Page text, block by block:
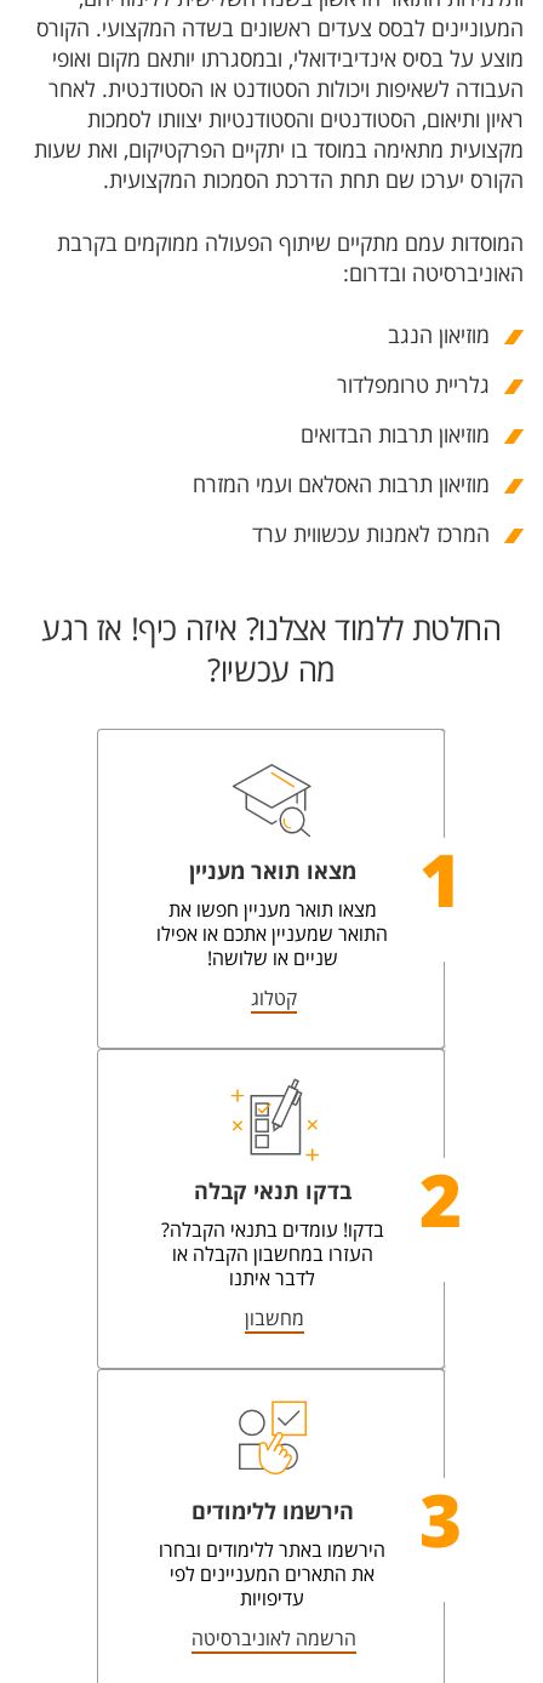
המעוניינים לבסס צעדים ראשונים בשדה המקצועי. הקורס
מוצע על בסיס אינדיבידואלי, ובמסגרתו יותאם מקום ואופי
העבודה לשאיפות ויכולות הסטודנט או הסטודנטית. לאחר
ראיון ותיאום, הסטודנטים והסטודנטיות יצוותו לסמכות
מקצועית מתאימה במוסד בו יתקיים הפרקטיקום, ואת שעות
הקורס יערכו שם תחת הדרכת הסמכות המקצועית.
המוסדות עמם מתקיים שיתוף הפעולה ממוקמים בקרבת
האוניברסיטה ובדרום:
מוזיאון הנגב
גלריית טרומפלדור
מוזיאון תרבות הבדואים
מוזיאון תרבות האסלאם ועמי המזרח
המרכז לאמנות עכשווית ערד
החלטת ללמוד אצלנו? איזה כיף! אז רגע
מה עכשיו?
1 מצאו תואר מעניין
מצאו תואר מעניין חפשו את
התואר שמעניין אתכם או אפילו
שניים או שלושה!
קטלוג
2 בדקו תנאי קבלה
בדקו! עומדים בתנאי הקבלה?
העזרו במחשבון הקבלה או
לדבר איתנו
מחשבון
3 הירשמו ללימודים
הירשמו באתר ללימודים ובחרו
את התארים המעניינים לפי
עדיפויות
הרשמה לאוניברסיטה